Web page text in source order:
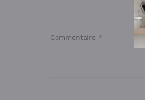
Commentaire *